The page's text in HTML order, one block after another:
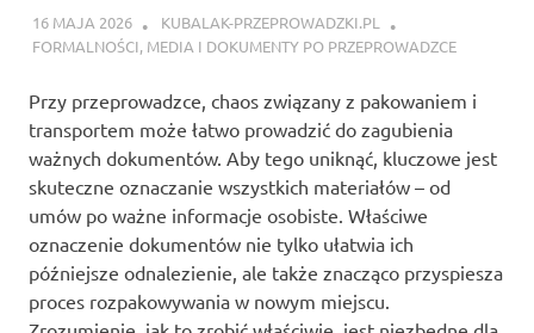
16 MAJA 2026
KUBALAK-PRZEPROWADZKI.PL
FORMALNOŚCI, MEDIA I DOKUMENTY PO PRZEPROWADZCE
Przy przeprowadzce, chaos związany z pakowaniem i
transportem może łatwo prowadzić do zagubienia
ważnych dokumentów. Aby tego uniknąć, kluczowe jest
skuteczne oznaczanie wszystkich materiałów – od
umów po ważne informacje osobiste. Właściwe
oznaczenie dokumentów nie tylko ułatwia ich
późniejsze odnalezienie, ale także znacząco przyspiesza
proces rozpakowywania w nowym miejscu.